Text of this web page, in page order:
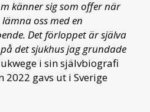
känner sig som offer när
oss med en
Det förloppet är själva
det sjukhus jag grundade
i sin självbiografi
2022 gavs ut i Sverige